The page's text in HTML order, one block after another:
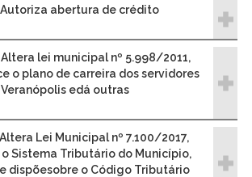
Autoriza abertura de crédito
lei municipal nº 5.998/2011,
o plano de carreira dos servidores
edá outras
Lei Municipal nº 7.100/2017,
Sistema Tributário do Município,
dispõesobre o Código Tributário